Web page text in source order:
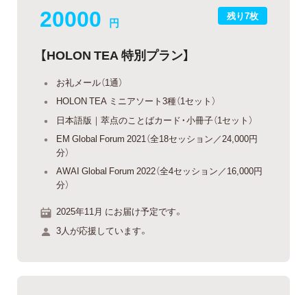
残り7枚
20000 円
【HOLON TEA 特別プラン】
お礼メール（1通）
HOLON TEA ミニアソート3種（1セット）
日本語版｜萃点のことばカード・小冊子（1セット）
EM Global Forum 2021（全18セッション／24,000円
分）
AWAI Global Forum 2022（全4セッション／16,000円
分）
2025年11月 にお届け予定です。
3人が応援しています。